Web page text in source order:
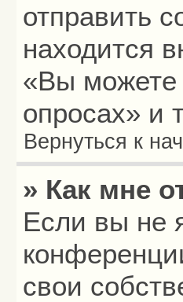
отправить
находится
«Вы можете
опросах» и
Вернуться к
» Как мне
Если вы не
свои